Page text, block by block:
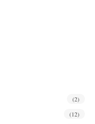
(2)
(12)